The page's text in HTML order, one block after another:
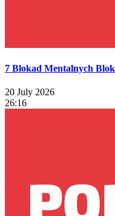
7 Blokad Mentalnych
20 July 2026
26:16